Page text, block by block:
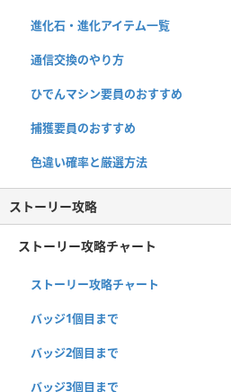
進化石・進化アイテム一覧
通信交換のやり方
ひでんマシン要員のおすすめ
捕獲要員のおすすめ
色違い確率と厳選方法
ストーリー攻略
ストーリー攻略チャート
ストーリー攻略チャート
バッジ1個目まで
バッジ2個目まで
バッジ3個目まで